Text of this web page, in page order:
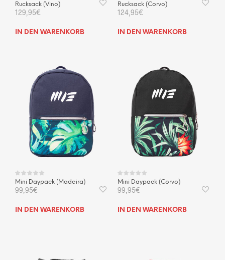
Rucksack (Vino)
129,95€
IN DEN WARENKORB
Rucksack (Corvo)
124,95€
IN DEN WARENKORB
Mini Daypack (Madeira)
99,95€
IN DEN WARENKORB
Mini Daypack (Corvo)
99,95€
IN DEN WARENKORB